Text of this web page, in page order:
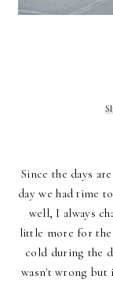
Since the days
day we had time
well, I always
little more for the
cold during the
wasn't wrong but